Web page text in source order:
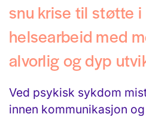
snu krise til støtte
helsearbeid med
alvorlig og dyp
Ved psykisk sykdom
innen kommunikasjon